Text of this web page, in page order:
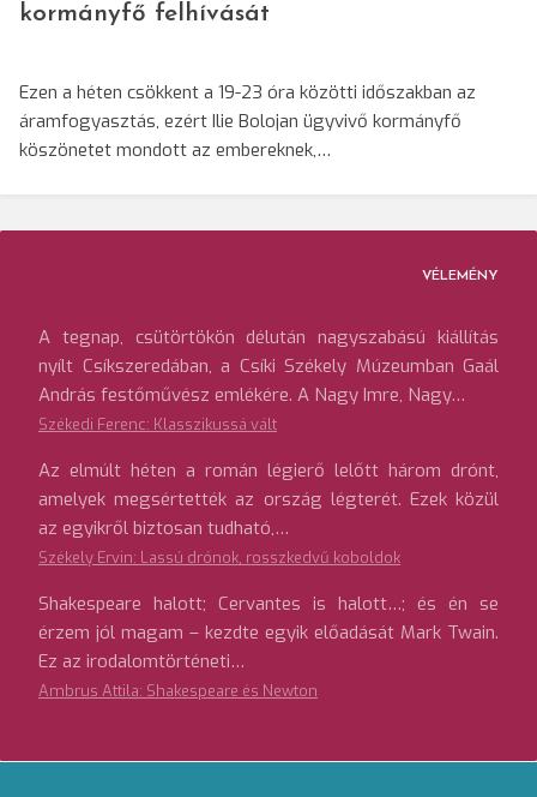
kormányfő felhívását
Ezen a héten csökkent a 19-23 óra közötti időszakban az
áramfogyasztás, ezért Ilie Bolojan ügyvivő kormányfő
köszönetet mondott az embereknek,…
VÉLEMÉNY
A tegnap, csütörtökön délután nagyszabású kiállítás
nyílt Csíkszeredában, a Csíki Székely Múzeumban Gaál
András festőművész emlékére. A Nagy Imre, Nagy…
Székedi Ferenc: Klasszikussá vált
Az elmúlt héten a román légierő lelőtt három drónt,
amelyek megsértették az ország légterét. Ezek közül
az egyikről biztosan tudható,…
Székely Ervin: Lassú drónok, rosszkedvű koboldok
Shakespeare halott; Cervantes is halott…; és én se
érzem jól magam – kezdte egyik előadását Mark Twain.
Ez az irodalomtörténeti…
Ambrus Attila: Shakespeare és Newton